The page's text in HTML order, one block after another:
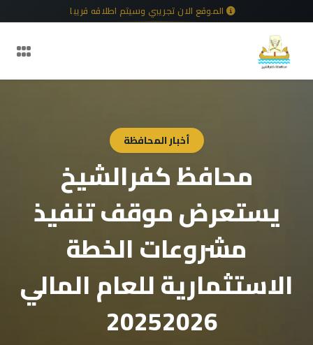
الموقع الان تجريبي وسيتم اطلاقه قريبا
أخبار المحافظة
محافظ كفرالشيخ
يستعرض موقف تنفيذ
مشروعات الخطة
الاستثمارية للعام المالي
20252026